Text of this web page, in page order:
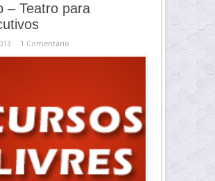
– Teatro para
1 Comentário